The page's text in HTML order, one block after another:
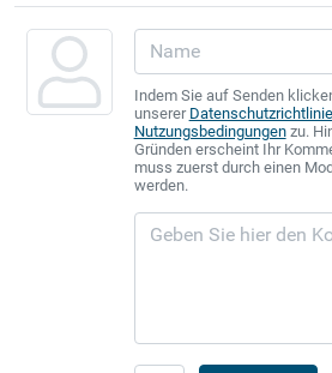
Indem Sie auf Senden
unserer Datenschutzrichtlinie
Nutzungsbedingungenzu.
Gründen erscheint Ihr
muss zuerst durch einen
werden.